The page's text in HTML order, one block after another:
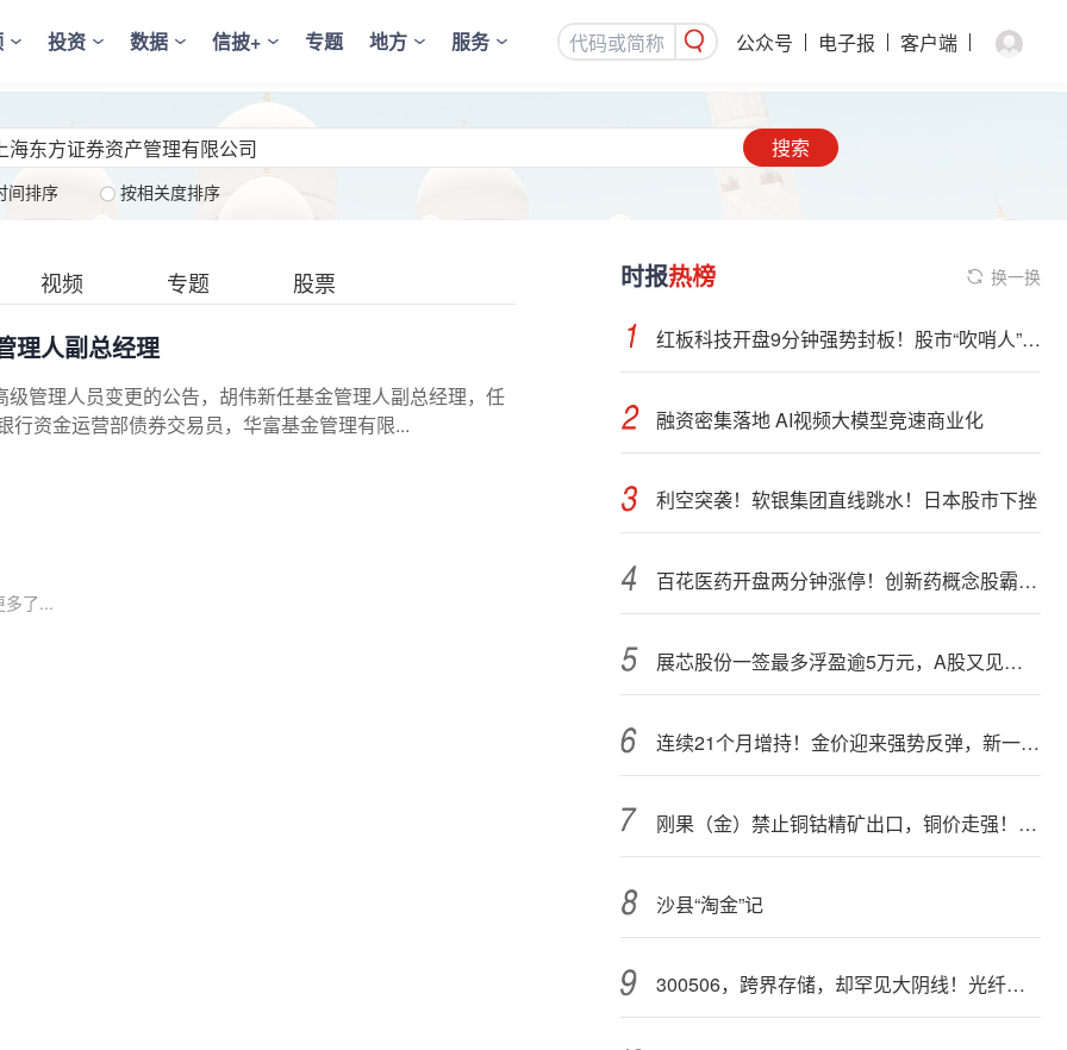
投资 数据 信披+ 专题 地方 服务 公众号 电子报 客户端
搜索
间排序 按相关度排序
视频 专题 股票
理人副总经理
级管理人员变更的公告，胡伟新任基金管理人副总经理，任
资金运营部债券交易员，华富基金管理有限...
多了...
时报热榜 换一换
红板科技开盘9分钟强势封板！股市“吹哨人”突然改口！市场风向变了？
融资密集落地 AI视频大模型竞速商业化
利空突袭！软银集团直线跳水！日本股市下挫
百花医药开盘两分钟涨停！创新药概念股霸屏，业绩预喜股来了
展芯股份一签最多浮盈逾5万元，A股又见肉签
连续21个月增持！金价迎来强势反弹，新一轮上行窗口开启？
刚果（金）禁止铜钴精矿出口，铜价走强！多家公司最新回应
沙县“淘金”记
300506，跨界存储，却罕见大阴线！光纤需求激增，稀土细分原料，火了